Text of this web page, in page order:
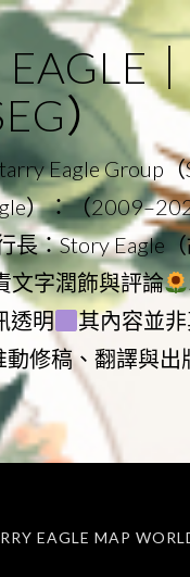
）
Eagle Group（
）：（
長：Story Eagle（
文字潤飾與評論
透明 其內容並
動修稿、翻譯與出
EAGLE MAP